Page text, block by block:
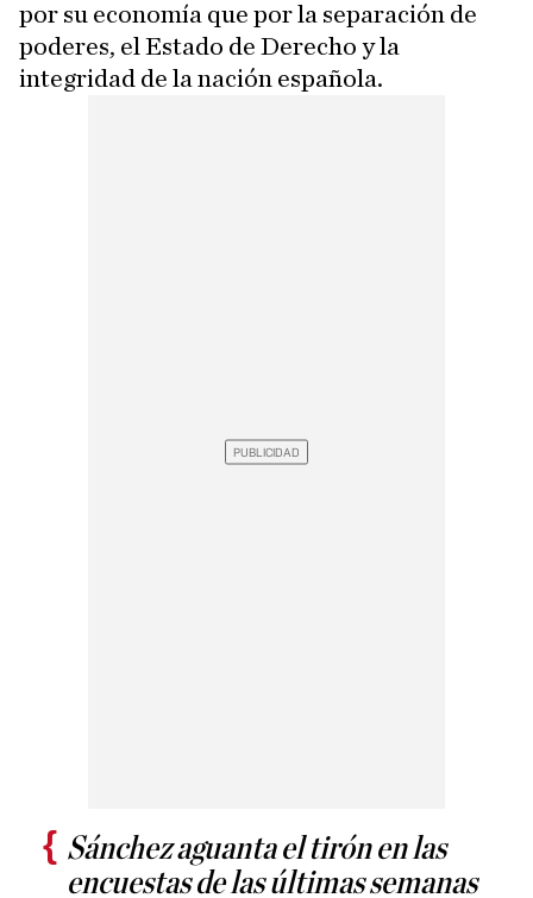
por su economía que por la separación de
poderes, el Estado de Derecho y la
integridad de la nación española.
Sánchez aguanta el tirón en las
encuestas de las últimas semanas